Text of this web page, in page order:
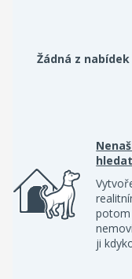
Žádná z
potom
ji